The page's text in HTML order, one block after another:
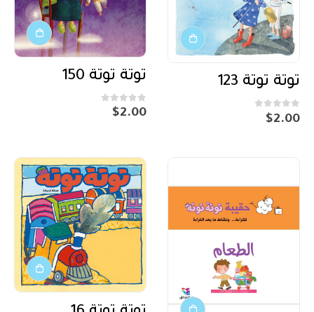
توتة توتة 123
0
out of 5
$2.00
توتة توتة 150
0
out of 5
$2.00